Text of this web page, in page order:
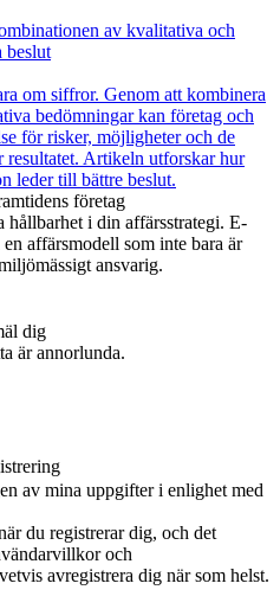
av kvalitativa och
beslut
om siffror. Genom att kombinera
bedömningar kan företag och
för risker, möjligheter och de
resultatet. Artikeln utforskar hur
leder till bättre beslut.
företag
i din affärsstrategi. E-
affärsmodell som inte bara är
ansvarig.
dig
är annorlunda.
av mina uppgifter i enlighet med
du registrerar dig, och det
och
avregistrera dig när som helst.